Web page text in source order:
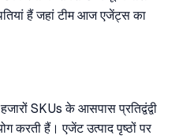
हैं जहां टीम आज एजेंट्स का
SKUs के आसपास प्रतिद्वंद्वी
करती हैं। एजेंट उत्पाद पृष्ठों पर